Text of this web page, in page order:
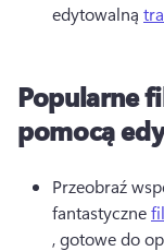
edytowalną
Popularne
pomocą
Przeobraź
fantastyczne
, gotowe do